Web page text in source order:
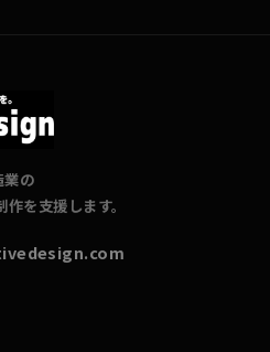
業の
を支援します。